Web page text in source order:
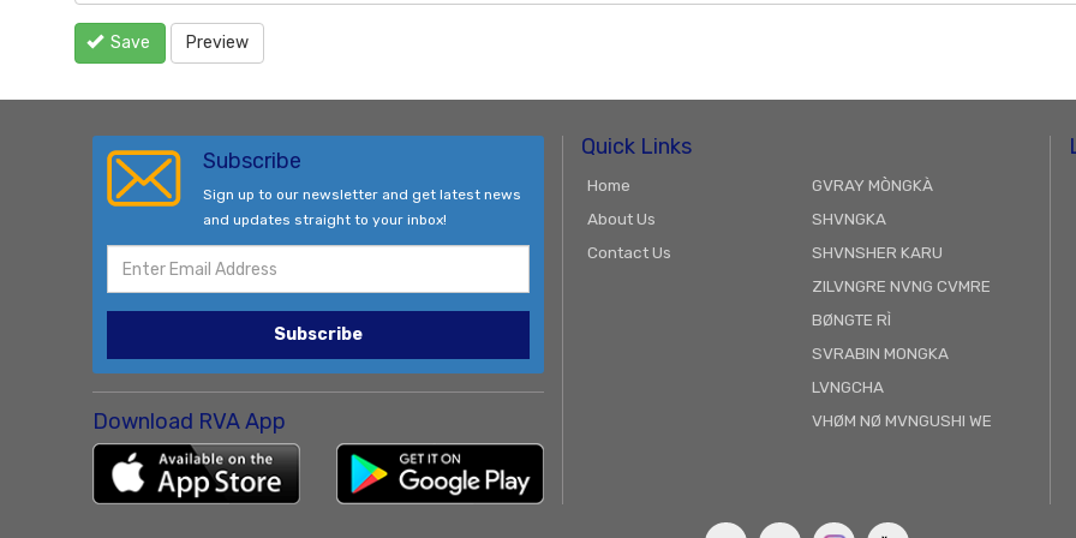
Save Preview
Subscribe
Sign up to our newsletter and get latest news
and updates straight to your inbox!
Subscribe
Download RVA App
Quick Links
Home
About Us
Contact Us
GVRAY MÒNGKÀ
SHVNGKA
SHVNSHER KARU
ZILVNGRE NVNG CVMRE
BØNGTE RÌ
SVRABIN MONGKA
LVNGCHA
VHØM NØ MVNGUSHI WE